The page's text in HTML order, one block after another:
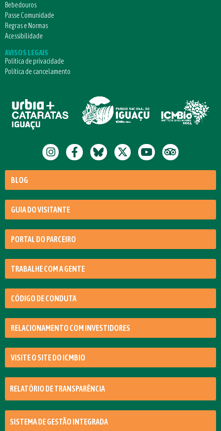
Bebedouros
Passe Comunidade
Regras e Normas
Acessibilidade
AVISOS LEGAIS
Política de privacidade
Política de cancelamento
BLOG
GUIA DO VISITANTE
PORTAL DO PARCEIRO
TRABALHE COM A GENTE
CÓDIGO DE CONDUTA
RELACIONAMENTO COM INVESTIDORES
VISITE O SITE DO ICMBIO
RELATÓRIO DE TRANSPARÊNCIA
SISTEMA DE GESTÃO INTEGRADA